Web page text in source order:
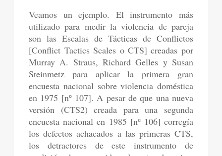
Veamos un ejemplo. El instrumento más
utilizado para medir la violencia de pareja
son las Escalas de Tácticas de Conflictos
[Conflict Tactics Scales o CTS] creadas por
Murray A. Straus, Richard Gelles y Susan
Steinmetz para aplicar la primera gran
encuesta nacional sobre violencia doméstica
en 1975 [nº 107]. A pesar de que una nueva
versión (CTS2) creada para una segunda
encuesta nacional en 1985 [nº 106] corregía
los defectos achacados a las primeras CTS,
los detractores de este instrumento de